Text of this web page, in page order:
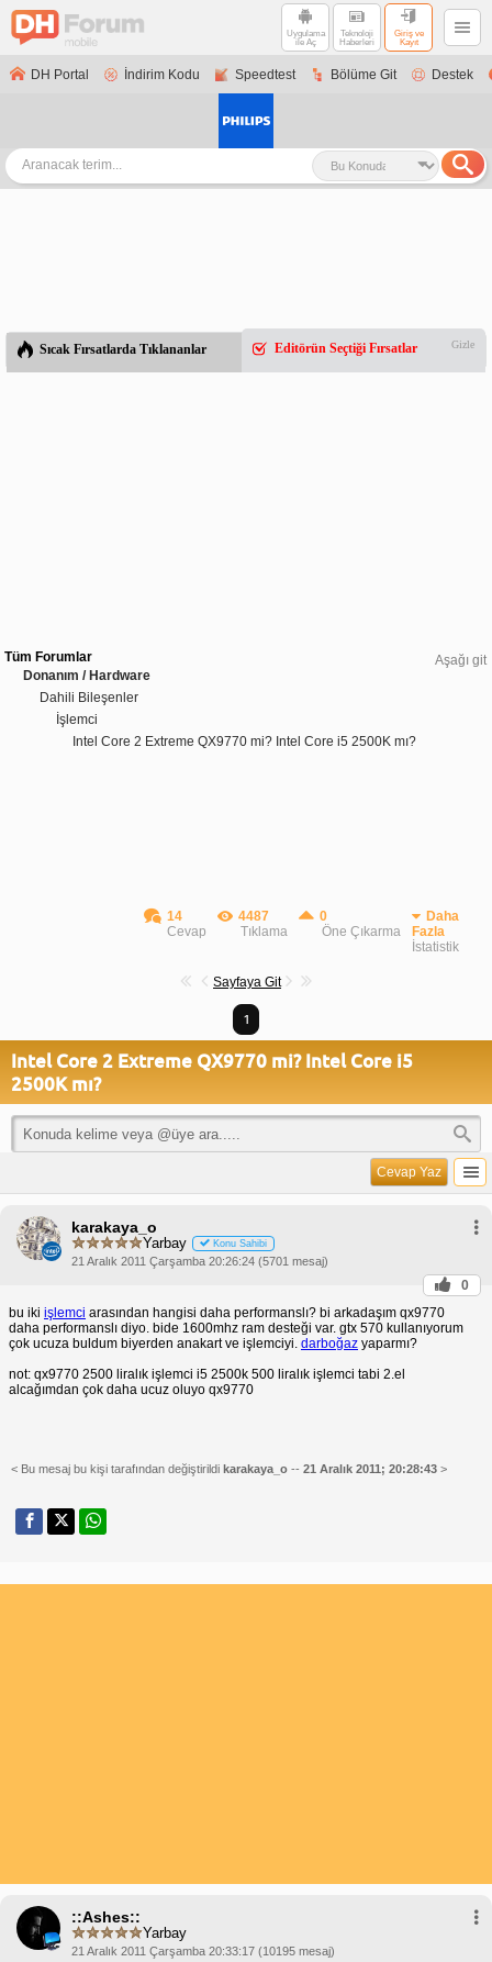
Uygulama
ile Aç
Teknoloji
Haberleri
Giriş ve
Kayıt
DH Portal İndirim Kodu Speedtest Bölüme Git Destek
Sıcak Fırsatlarda Tıklananlar Editörün Seçtiği Fırsatlar Gizle
Aşağı git
Tüm Forumlar
Donanım / Hardware
Dahili Bileşenler
İşlemci
Intel Core 2 Extreme QX9770 mi? Intel Core i5 2500K mı?
14
Cevap
4487
Tıklama
0
Öne Çıkarma
Daha
Fazla
İstatistik
Sayfaya Git
1
Intel Core 2 Extreme QX9770 mi? Intel Core i5
2500K mı?
Cevap Yaz
karakaya_o
Yarbay Konu Sahibi
21 Aralık 2011 Çarşamba 20:26:24 (5701 mesaj)
0
bu iki işlemci arasından hangisi daha performanslı? bi arkadaşım qx9770
daha performanslı diyo. bide 1600mhz ram desteği var. gtx 570 kullanıyorum
çok ucuza buldum biyerden anakart ve işlemciyi. darboğaz yaparmı?
not: qx9770 2500 liralık işlemci i5 2500k 500 liralık işlemci tabi 2.el
alcağımdan çok daha ucuz oluyo qx9770
< Bu mesaj bu kişi tarafından değiştirildi karakaya_o -- 21 Aralık 2011; 20:28:43 >
::Ashes::
Yarbay
21 Aralık 2011 Çarşamba 20:33:17 (10195 mesaj)